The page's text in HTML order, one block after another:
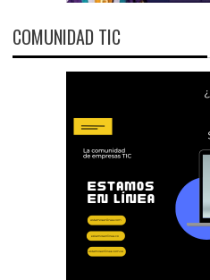
COMUNIDAD TIC